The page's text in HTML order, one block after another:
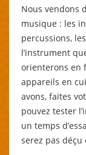
Nous vendons
musique : les
percussions,
l’instrument
orienterons en
appareils en
avons, faites
pouvez tester
un temps
serez pas